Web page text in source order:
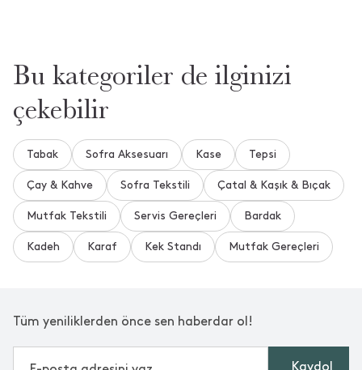
Bu kategoriler de ilginizi
çekebilir
Tabak Sofra Aksesuarı Kase Tepsi
Çay & Kahve Sofra Tekstili Çatal & Kaşık & Bıçak
Mutfak Tekstili Servis Gereçleri Bardak
Kadeh Karaf Kek Standı Mutfak Gereçleri
Tüm yeniliklerden önce sen haberdar ol!
Kaydol